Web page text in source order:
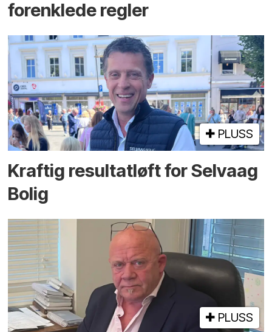
forenklede regler
PLUSS
Kraftig resultatløft for Selvaag
Bolig
PLUSS